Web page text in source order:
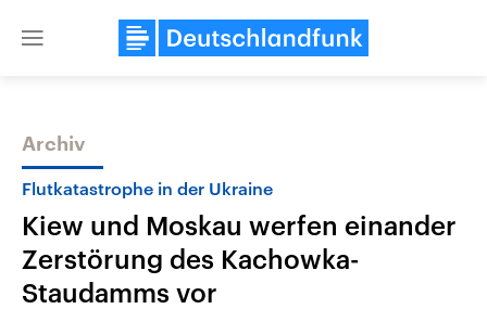
Close
Themen
Archiv
Flutkatastrophe in der Ukraine
Kiew und Moskau werfen einander
Zerstörung des Kachowka-
Staudamms vor